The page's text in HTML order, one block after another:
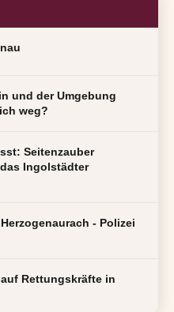
und der Umgebung
weg?
Seitenzauber
Ingolstädter
- Polizei
Rettungskräfte in